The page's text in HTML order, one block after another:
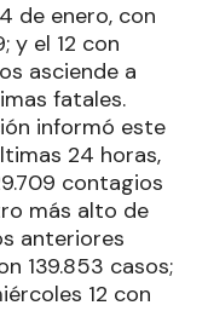
de enero, con
y el 12 con
asciende a
fatales.
informó este
24 horas,
contagios
más alto de
anteriores
139.853 casos;
12 con